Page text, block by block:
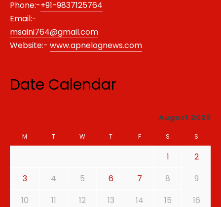
Phone:-+91-9837125764
Email:-
msaini764@gmail.com
Website:- www.apnelognews.com
Date Calendar
August 2026
M T W T F S S
1
2
3
4 5 6 7 8
9
10
11 12 13 14 15
16